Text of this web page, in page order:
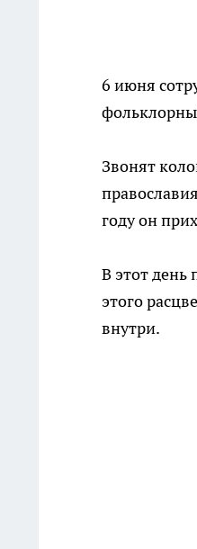
6 июня
Звонят
году он
В этот
этого
внутри.